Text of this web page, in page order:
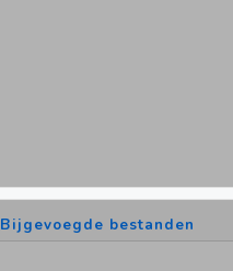
Bijgevoegde bestanden